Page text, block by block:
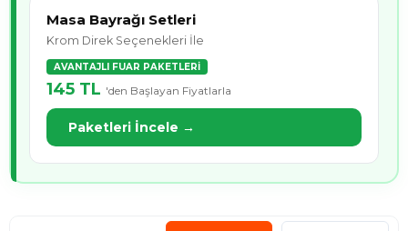
Masa Bayrağı Setleri
Krom Direk Seçenekleri İle
AVANTAJLI FUAR PAKETLERİ
145 TL 'den Başlayan Fiyatlarla
Paketleri İncele →